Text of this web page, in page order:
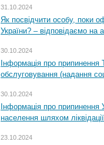
31.10.2024
Як посвідчити особу, поки
України? – відповідаємо на
30.10.2024
Інформація про припинення
обслуговування (надання
30.10.2024
Інформація про припинення
населення шляхом ліквідації
23.10.2024